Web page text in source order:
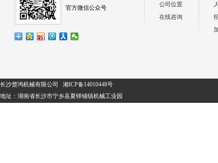
官方微信公众号
公司位置
在线咨询
长沙楚鸿机械有限公司 湘ICP备14010448号
地址：湖南省长沙市宁乡县夏铎铺镇机械工业园